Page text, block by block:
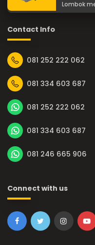
Lombok
Contact Info
081 252 222 062
081 334 603 687
081 252 222 062
081 334 603 687
081 246 665 906
Connect with us